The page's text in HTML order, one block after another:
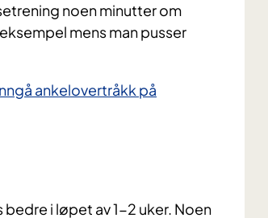
noen minutter om
mens man pusser
ankelovertråkk på
i løpet av 1-2 uker. Noen